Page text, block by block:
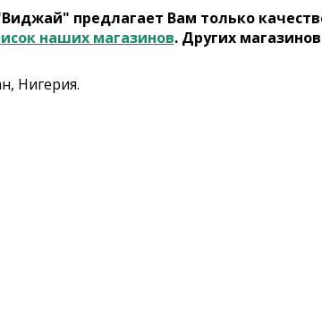
предлагает Вам только
наших магазинов. Других
Нигерия.